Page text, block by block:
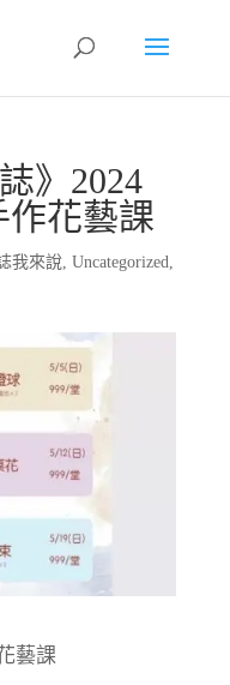
》2024
作花藝課
我來說, Uncategorized,
藝課